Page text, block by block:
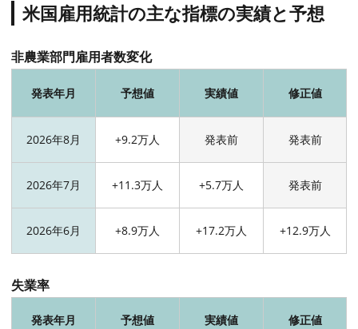
米国雇用統計の主な指標の実績と予想
非農業部門雇用者数変化
発表年月 予想値 実績値 修正値
2026年8月 +9.2万人 発表前 発表前
2026年7月 +11.3万人 +5.7万人 発表前
2026年6月 +8.9万人 +17.2万人 +12.9万人
失業率
発表年月 予想値 実績値 修正値